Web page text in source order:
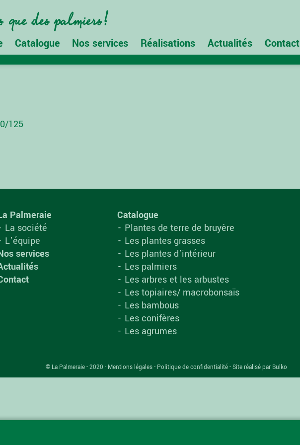
Catalogue Nos services Réalisations Actualités Contact
125
Palmeraie
La société
L’équipe
services
Catalogue
Plantes de terre de bruyère
Les plantes grasses
Les plantes d’intérieur
Les palmiers
Les arbres et les arbustes
Les topiaires/ macrobonsaïs
Les bambous
Les conifères
Les agrumes
© La Palmeraie - 2020 - Mentions légales- Politique de confidentialité-Site réalisé par Bulko